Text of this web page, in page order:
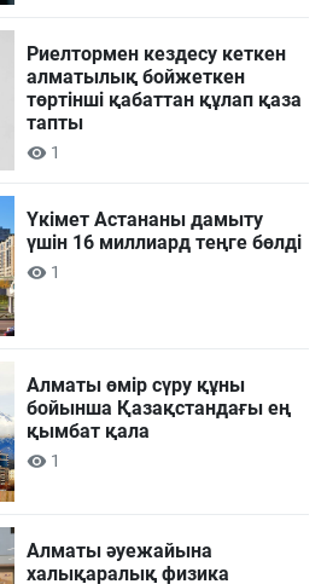
Риелтормен кездесу кеткен
алматылық бойжеткен
төртінші қабаттан құлап қаза
тапты
1
Үкімет Астананы дамыту
үшін 16 миллиард теңге бөлді
1
Алматы өмір сүру құны
бойынша Қазақстандағы ең
қымбат қала
1
Алматы әуежайына
халықаралық физика